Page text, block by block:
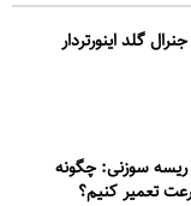
گلد اینورتر‌دار
ریسه سوزنی: چگونه
تعمیر کنیم؟